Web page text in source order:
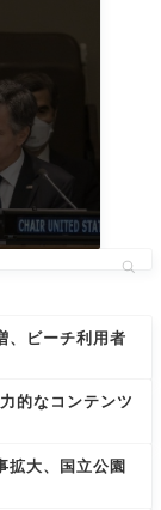
、ビーチ利用者
的なコンテンツ
拡大、国立公園